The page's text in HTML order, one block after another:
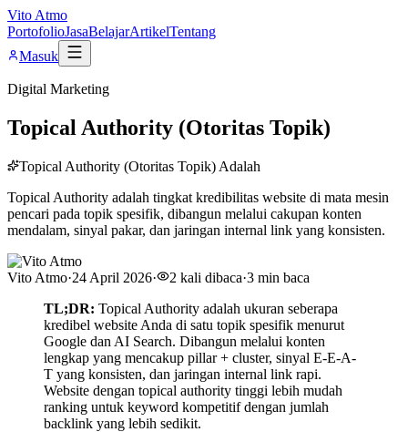
Vito Atmo
PortofolioJasaBelajarArtikelTentang
Masuk
Digital Marketing
Topical Authority (Otoritas Topik)
Topical Authority (Otoritas Topik) Adalah
Topical Authority adalah tingkat kredibilitas website di mata mesin
pencari pada topik spesifik, dibangun melalui cakupan konten
mendalam, sinyal pakar, dan jaringan internal link yang konsisten.
Vito Atmo·24 April 2026· 2 kali dibaca·3 min baca
TL;DR: Topical Authority adalah ukuran seberapa
kredibel website Anda di satu topik spesifik menurut
Google dan AI Search. Dibangun melalui konten
lengkap yang mencakup pillar + cluster, sinyal E-E-A-
T yang konsisten, dan jaringan internal link rapi.
Website dengan topical authority tinggi lebih mudah
ranking untuk keyword kompetitif dengan jumlah
backlink yang lebih sedikit.